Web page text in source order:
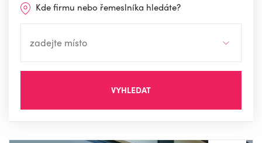
Kde firmu nebo řemeslníka hledáte?
VYHLEDAT